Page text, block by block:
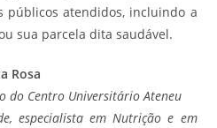
públicos atendidos, incluindo a
sua parcela dita saudável.
Rosa
do Centro Universitário Ateneu
especialista em Nutrição e em